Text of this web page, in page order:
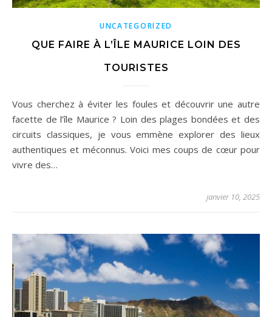
UNCATEGORIZED
QUE FAIRE À L’ÎLE MAURICE LOIN DES
TOURISTES
Vous cherchez à éviter les foules et découvrir une autre
facette de l’île Maurice ? Loin des plages bondées et des
circuits classiques, je vous emmène explorer des lieux
authentiques et méconnus. Voici mes coups de cœur pour
vivre des…
janvier 10, 2025